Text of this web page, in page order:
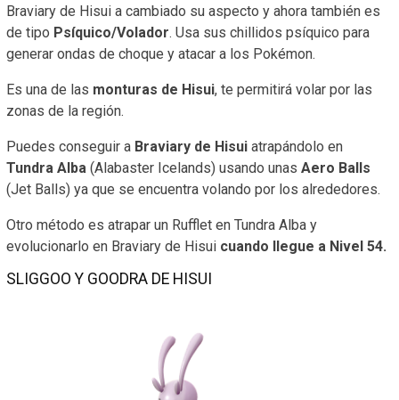
Braviary de Hisui a cambiado su aspecto y ahora también es
de tipo Psíquico/Volador. Usa sus chillidos psíquico para
generar ondas de choque y atacar a los Pokémon.
Es una de las monturas de Hisui, te permitirá volar por las
zonas de la región.
Puedes conseguir a Braviary de Hisui atrapándolo en
Tundra Alba (Alabaster Icelands) usando unas Aero Balls
(Jet Balls) ya que se encuentra volando por los alrededores.
Otro método es atrapar un Rufflet en Tundra Alba y
evolucionarlo en Braviary de Hisui cuando llegue a Nivel 54.
SLIGGOO Y GOODRA DE HISUI